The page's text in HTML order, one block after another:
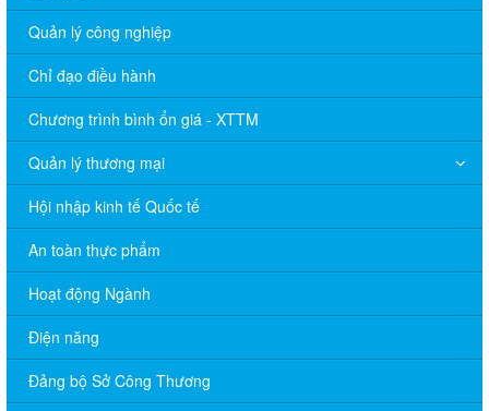
Quản lý công nghiệp
Chỉ đạo điều hành
Chương trình bình ổn giá - XTTM
Quản lý thương mại
Hội nhập kinh tế Quốc tế
An toàn thực phẩm
Hoạt động Ngành
Điện năng
Đảng bộ Sở Công Thương